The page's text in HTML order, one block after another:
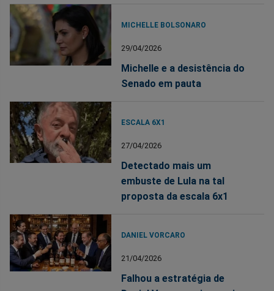
MICHELLE BOLSONARO
29/04/2026
Michelle e a desistência do
Senado em pauta
ESCALA 6X1
27/04/2026
Detectado mais um
embuste de Lula na tal
proposta da escala 6x1
DANIEL VORCARO
21/04/2026
Falhou a estratégia de